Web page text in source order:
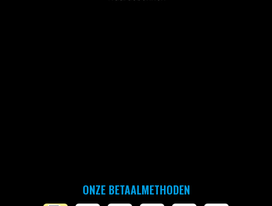
ONZE BETAALMETHODEN